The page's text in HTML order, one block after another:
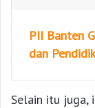
PII Banten
dan
Selain itu juga,